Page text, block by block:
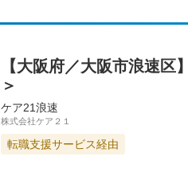
【大阪府／大阪市浪速
＞
ケア21浪速
株式会社ケア２１
転職支援サービス経由